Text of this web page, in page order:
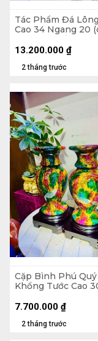
Tác Phẩm Đá
Cao 34 Ngang 20
2 tháng trước
13.200.000 ₫
Cặp Bình Phú
Khổng Tước Cao
7,5kg
2 tháng trước
7.700.000 ₫